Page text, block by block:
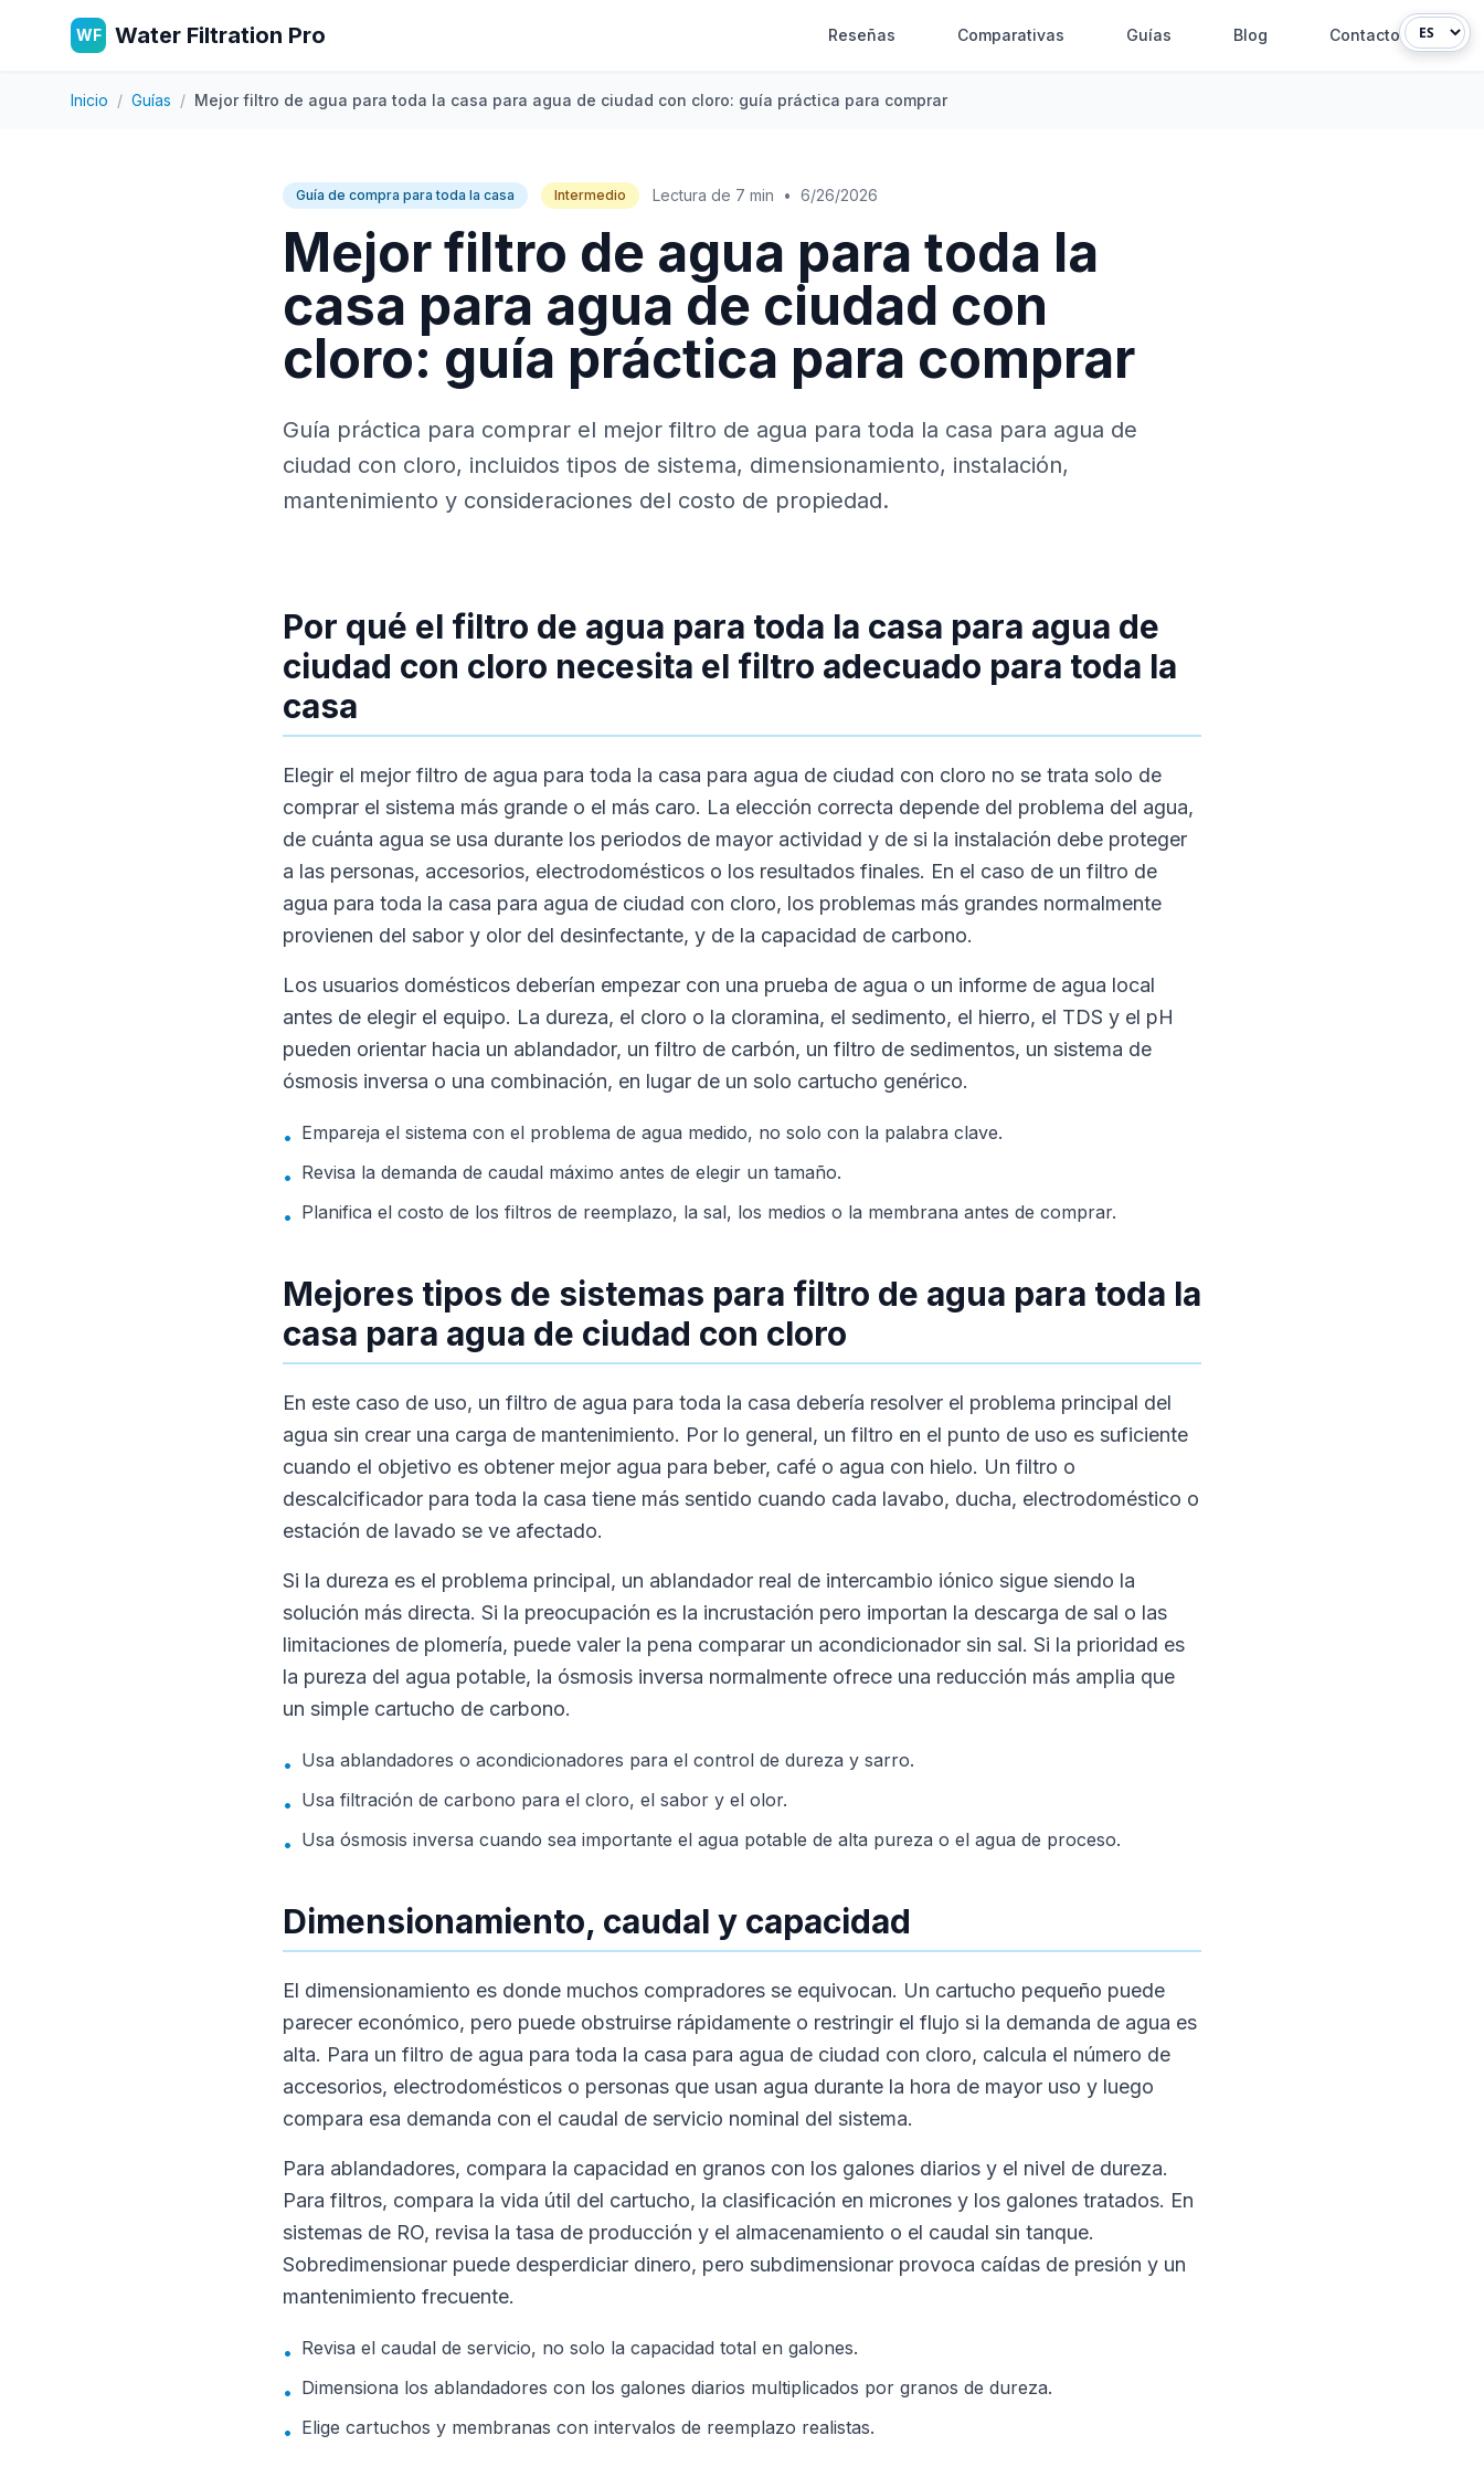
WF Water Filtration Pro Reseñas Comparativas Guías Blog Contacto
Inicio / Guías / Mejor filtro de agua para toda la casa para agua de ciudad con cloro: guía práctica para comprar
Guía de compra para toda la casa Intermedio Lectura de 7 min • 6/26/2026
Mejor filtro de agua para toda la
casa para agua de ciudad con
cloro: guía práctica para comprar
Guía práctica para comprar el mejor filtro de agua para toda la casa para agua de
ciudad con cloro, incluidos tipos de sistema, dimensionamiento, instalación,
mantenimiento y consideraciones del costo de propiedad.
Por qué el filtro de agua para toda la casa para agua de
ciudad con cloro necesita el filtro adecuado para toda la
casa
Elegir el mejor filtro de agua para toda la casa para agua de ciudad con cloro no se trata solo de
comprar el sistema más grande o el más caro. La elección correcta depende del problema del agua,
de cuánta agua se usa durante los periodos de mayor actividad y de si la instalación debe proteger
a las personas, accesorios, electrodomésticos o los resultados finales. En el caso de un filtro de
agua para toda la casa para agua de ciudad con cloro, los problemas más grandes normalmente
provienen del sabor y olor del desinfectante, y de la capacidad de carbono.
Los usuarios domésticos deberían empezar con una prueba de agua o un informe de agua local
antes de elegir el equipo. La dureza, el cloro o la cloramina, el sedimento, el hierro, el TDS y el pH
pueden orientar hacia un ablandador, un filtro de carbón, un filtro de sedimentos, un sistema de
ósmosis inversa o una combinación, en lugar de un solo cartucho genérico.
• Empareja el sistema con el problema de agua medido, no solo con la palabra clave.
• Revisa la demanda de caudal máximo antes de elegir un tamaño.
• Planifica el costo de los filtros de reemplazo, la sal, los medios o la membrana antes de comprar.
Mejores tipos de sistemas para filtro de agua para toda la
casa para agua de ciudad con cloro
En este caso de uso, un filtro de agua para toda la casa debería resolver el problema principal del
agua sin crear una carga de mantenimiento. Por lo general, un filtro en el punto de uso es suficiente
cuando el objetivo es obtener mejor agua para beber, café o agua con hielo. Un filtro o
descalcificador para toda la casa tiene más sentido cuando cada lavabo, ducha, electrodoméstico o
estación de lavado se ve afectado.
Si la dureza es el problema principal, un ablandador real de intercambio iónico sigue siendo la
solución más directa. Si la preocupación es la incrustación pero importan la descarga de sal o las
limitaciones de plomería, puede valer la pena comparar un acondicionador sin sal. Si la prioridad es
la pureza del agua potable, la ósmosis inversa normalmente ofrece una reducción más amplia que
un simple cartucho de carbono.
• Usa ablandadores o acondicionadores para el control de dureza y sarro.
• Usa filtración de carbono para el cloro, el sabor y el olor.
• Usa ósmosis inversa cuando sea importante el agua potable de alta pureza o el agua de proceso.
Dimensionamiento, caudal y capacidad
El dimensionamiento es donde muchos compradores se equivocan. Un cartucho pequeño puede
parecer económico, pero puede obstruirse rápidamente o restringir el flujo si la demanda de agua es
alta. Para un filtro de agua para toda la casa para agua de ciudad con cloro, calcula el número de
accesorios, electrodomésticos o personas que usan agua durante la hora de mayor uso y luego
compara esa demanda con el caudal de servicio nominal del sistema.
Para ablandadores, compara la capacidad en granos con los galones diarios y el nivel de dureza.
Para filtros, compara la vida útil del cartucho, la clasificación en micrones y los galones tratados. En
sistemas de RO, revisa la tasa de producción y el almacenamiento o el caudal sin tanque.
Sobredimensionar puede desperdiciar dinero, pero subdimensionar provoca caídas de presión y un
mantenimiento frecuente.
• Revisa el caudal de servicio, no solo la capacidad total en galones.
• Dimensiona los ablandadores con los galones diarios multiplicados por granos de dureza.
• Elige cartuchos y membranas con intervalos de reemplazo realistas.